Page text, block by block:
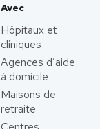
Avec
Hôpitaux et
cliniques
Agences d’aide
à domicile
Maisons de
retraite